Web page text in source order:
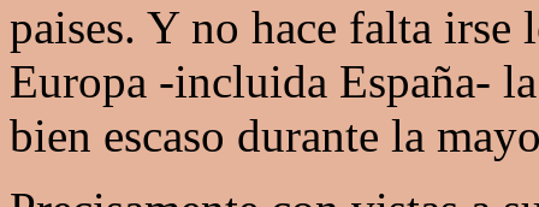
paises. Y no hace falta irse
Europa -incluida España-
bien escaso durante la